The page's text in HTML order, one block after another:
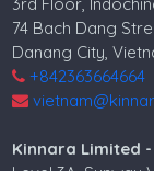
74 Bach Dang
Danang City,
+842363664664
Kinnara Limited